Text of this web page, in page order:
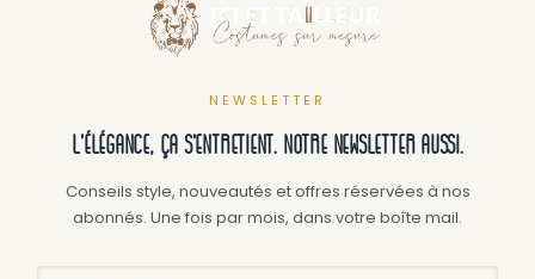
NEWSLETTER
L'élégance, ça s'entretient. Notre newsletter aussi.
Conseils style, nouveautés et offres réservées à nos
abonnés. Une fois par mois, dans votre boîte mail.